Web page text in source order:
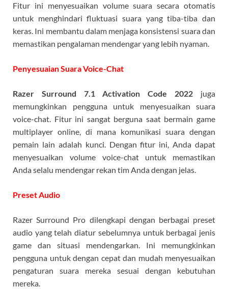
Fitur ini menyesuaikan volume suara secara otomatis
untuk menghindari fluktuasi suara yang tiba-tiba dan
keras. Ini membantu dalam menjaga konsistensi suara dan
memastikan pengalaman mendengar yang lebih nyaman.
Penyesuaian Suara Voice-Chat
Razer Surround 7.1 Activation Code 2022 juga
memungkinkan pengguna untuk menyesuaikan suara
voice-chat. Fitur ini sangat berguna saat bermain game
multiplayer online, di mana komunikasi suara dengan
pemain lain adalah kunci. Dengan fitur ini, Anda dapat
menyesuaikan volume voice-chat untuk memastikan
Anda selalu mendengar rekan tim Anda dengan jelas.
Preset Audio
Razer Surround Pro dilengkapi dengan berbagai preset
audio yang telah diatur sebelumnya untuk berbagai jenis
game dan situasi mendengarkan. Ini memungkinkan
pengguna untuk dengan cepat dan mudah menyesuaikan
pengaturan suara mereka sesuai dengan kebutuhan
mereka.